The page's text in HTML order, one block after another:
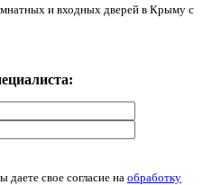
и входных дверей в Крыму с
свое согласие на обработку